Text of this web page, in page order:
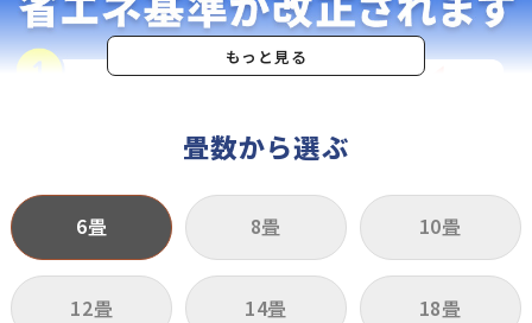
もっと見る
畳数から選ぶ
6畳 8畳 10畳
12畳 14畳 18畳